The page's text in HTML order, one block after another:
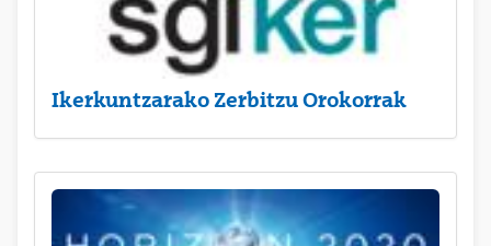
Ikerkuntzarako Zerbitzu Orokorrak